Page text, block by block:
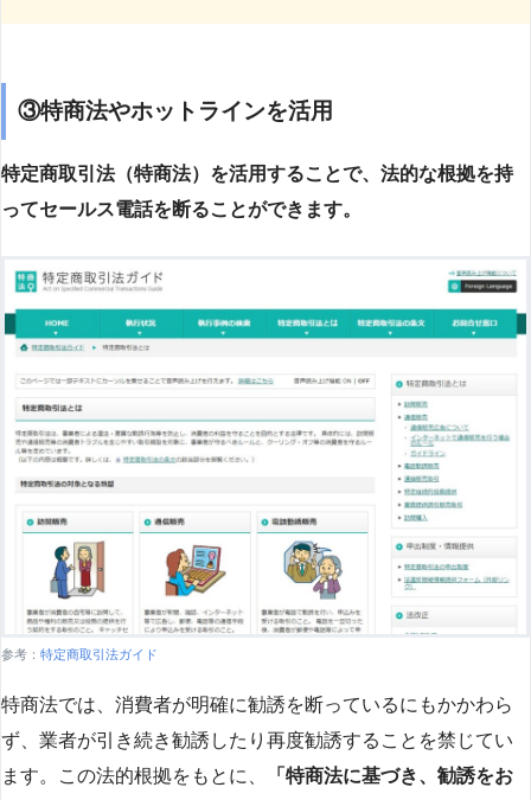
③特商法やホットラインを活用
特定商取引法（特商法）を活用することで、法的な根拠を持
ってセールス電話を断ることができます。
参考： 特定商取引法ガイド
特商法では、消費者が明確に勧誘を断っているにもかかわら
ず、業者が引き続き勧誘したり再度勧誘することを禁じてい
ます。この法的根拠をもとに、
「特商法に基づき、勧誘をお